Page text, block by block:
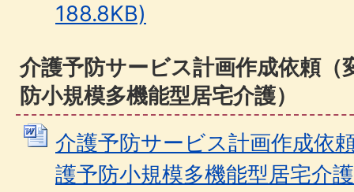
188.8KB)
介護予防サービス計画作成依頼（
防小規模多機能型居宅介護）
介護予防サービス計画作成依
護予防小規模多機能型居宅介